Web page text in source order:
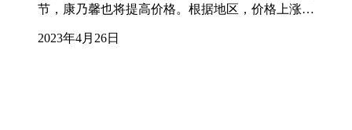
节，康乃馨也将提高价格。根据地区，价格上涨…
2023年4月26日